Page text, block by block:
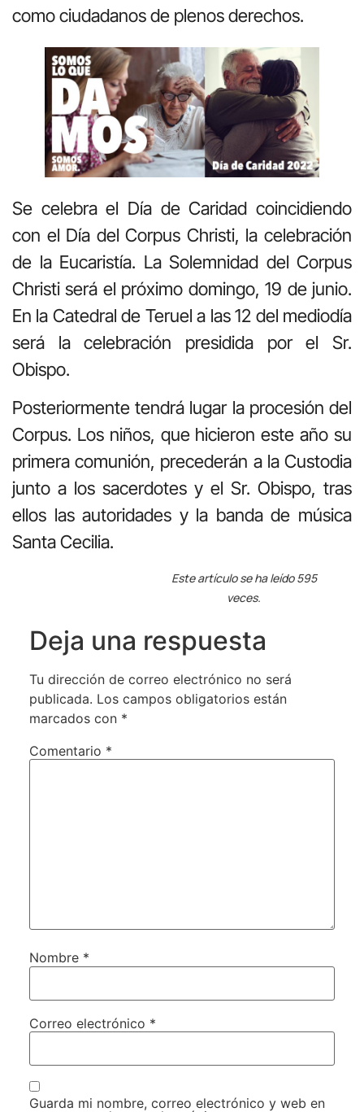
como ciudadanos de plenos derechos.
Se celebra el Día de Caridad coincidiendo
con el Día del Corpus Christi, la celebración
de la Eucaristía. La Solemnidad del Corpus
Christi será el próximo domingo, 19 de junio.
En la Catedral de Teruel a las 12 del mediodía
será la celebración presidida por el Sr.
Obispo.
Posteriormente tendrá lugar la procesión del
Corpus. Los niños, que hicieron este año su
primera comunión, precederán a la Custodia
junto a los sacerdotes y el Sr. Obispo, tras
ellos las autoridades y la banda de música
Santa Cecilia.
Este artículo se ha leído 595
veces.
Deja una respuesta
Tu dirección de correo electrónico no será
publicada. Los campos obligatorios están
marcados con *
Comentario *
Nombre *
Correo electrónico *
Guarda mi nombre, correo electrónico y web en